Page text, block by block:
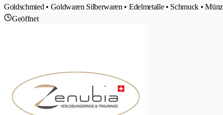
Goldschmied • Goldwaren Silberwaren • Edelmetalle • Schmuck •
Geöffnet